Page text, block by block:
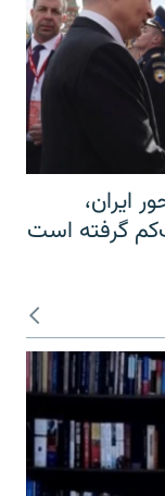
ایران،
گرفته است